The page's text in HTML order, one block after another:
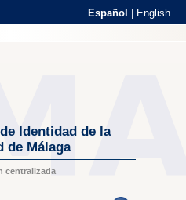
Español English
Identidad de la
de Málaga
centralizada